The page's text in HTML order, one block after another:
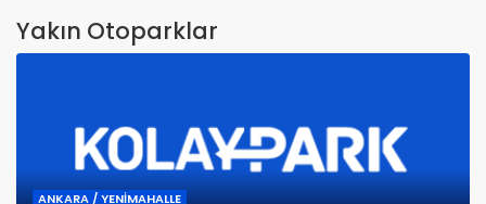
Yakın Otoparklar
ANKARA / YENİMAHALLE